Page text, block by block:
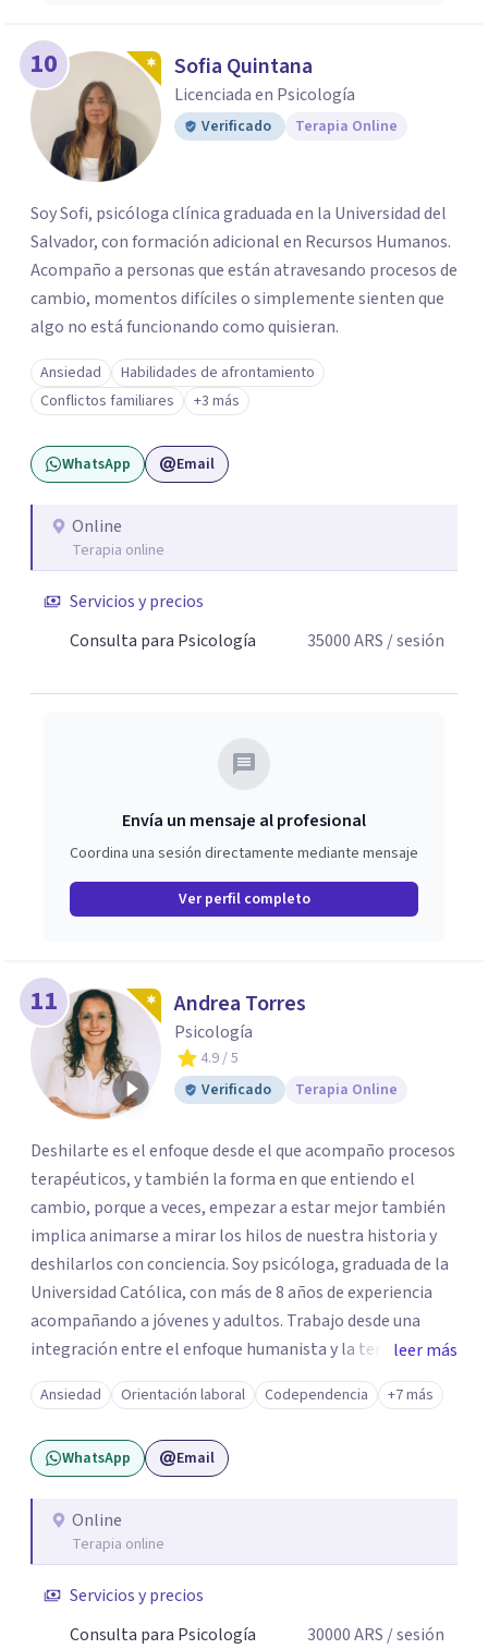
10 Sofia Quintana
Licenciada en Psicología
Verificado Terapia Online
Soy Sofi, psicóloga clínica graduada en la Universidad del
Salvador, con formación adicional en Recursos Humanos.
Acompaño a personas que están atravesando procesos de
cambio, momentos difíciles o simplemente sienten que
algo no está funcionando como quisieran.
Ansiedad
Habilidades de afrontamiento
Conflictos familiares
+3 más
WhatsApp Email
Online
Terapia online
Servicios y precios
Consulta para Psicología
35000ARS / sesión
Envía un mensaje al profesional
Coordina una sesión directamente mediante mensaje
Ver perfil completo
11 Andrea Torres
Psicología
4.9/ 5
Verificado
Terapia Online
Deshilarte es el enfoque desde el que acompaño procesos
terapéuticos, y también la forma en que entiendo el
cambio, porque a veces, empezar a estar mejor también
implica animarse a mirar los hilos de nuestra historia y
deshilarlos con conciencia. Soy psicóloga, graduada de la
Universidad Católica, con más de 8 años de experiencia
acompañando a jóvenes y adultos. Trabajo desde una
integración entre el enfoque humanista y la terapia
cognitivo-conductual (TCC), combinando una escucha
profunda, empática y sin juicios, con herramientas con
herramientas psicológicas que ayudan a reconocer
patrones, resignificar experiencias y construir cambios
puedas no solo sentirte escuchado/a, sino también
comprender lo que te pasa, identificar patrones que
afrontarlo.
leer más
Ansiedad Orientación laboral Codependencia +7 más
WhatsApp Email
Online
Terapia online
Servicios y precios
Consulta para Psicología
30000ARS / sesión